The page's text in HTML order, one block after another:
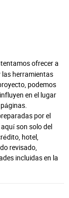
ofrecer a
herramientas
podemos
en el lugar
por el
son solo del
hotel,
revisado,
incluidas en la